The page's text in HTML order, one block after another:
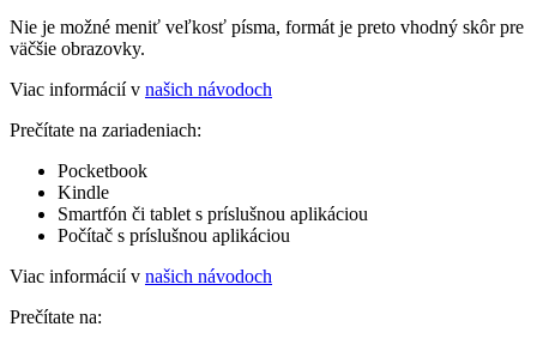
Nie je možné meniť veľkosť písma, formát je preto vhodný skôr pre
väčšie obrazovky.
Viac informácií v našich návodoch
Prečítate na zariadeniach:
Pocketbook
Kindle
Smartfón či tablet s príslušnou aplikáciou
Počítač s príslušnou aplikáciou
Viac informácií v našich návodoch
Prečítate na: